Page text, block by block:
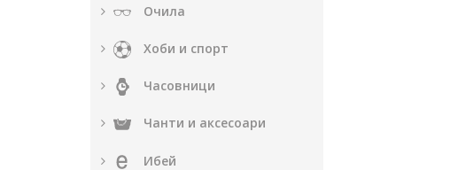
Очила
Хоби и спорт
Часовници
Чанти и аксесоари
Ибей